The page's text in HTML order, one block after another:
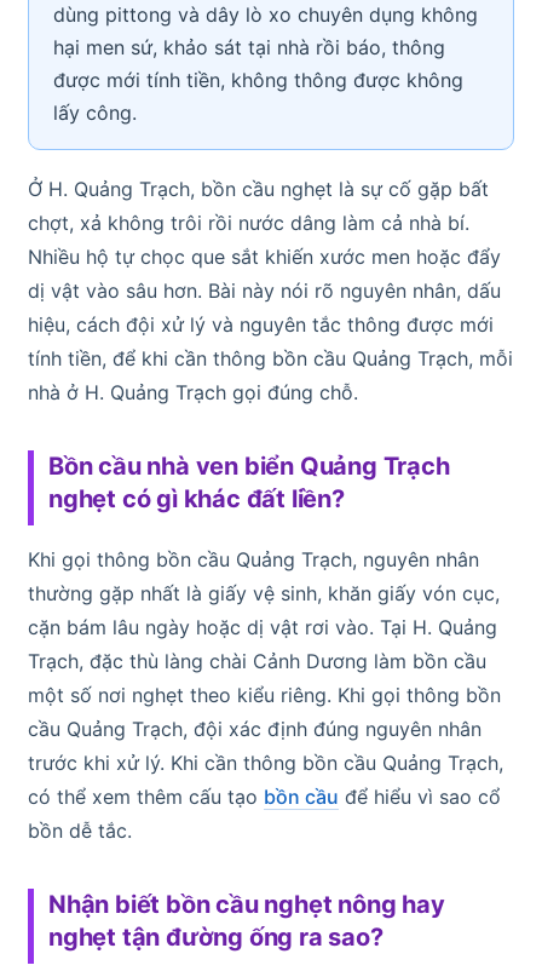
dùng pittong và dây lò xo chuyên dụng không
hại men sứ, khảo sát tại nhà rồi báo, thông
được mới tính tiền, không thông được không
lấy công.
Ở H. Quảng Trạch, bồn cầu nghẹt là sự cố gặp bất
chợt, xả không trôi rồi nước dâng làm cả nhà bí.
Nhiều hộ tự chọc que sắt khiến xước men hoặc đẩy
dị vật vào sâu hơn. Bài này nói rõ nguyên nhân, dấu
hiệu, cách đội xử lý và nguyên tắc thông được mới
tính tiền, để khi cần thông bồn cầu Quảng Trạch, mỗi
nhà ở H. Quảng Trạch gọi đúng chỗ.
Bồn cầu nhà ven biển Quảng Trạch
nghẹt có gì khác đất liền?
Khi gọi thông bồn cầu Quảng Trạch, nguyên nhân
thường gặp nhất là giấy vệ sinh, khăn giấy vón cục,
cặn bám lâu ngày hoặc dị vật rơi vào. Tại H. Quảng
Trạch, đặc thù làng chài Cảnh Dương làm bồn cầu
một số nơi nghẹt theo kiểu riêng. Khi gọi thông bồn
cầu Quảng Trạch, đội xác định đúng nguyên nhân
trước khi xử lý. Khi cần thông bồn cầu Quảng Trạch,
có thể xem thêm cấu tạo bồn cầu để hiểu vì sao cổ
bồn dễ tắc.
Nhận biết bồn cầu nghẹt nông hay
nghẹt tận đường ống ra sao?